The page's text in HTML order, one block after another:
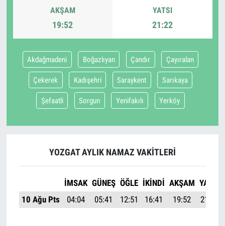
AKŞAM
19:52
YATSI
21:22
Akdağmadeni Boğazlıyan Çandır Çayıralan
Çekerek Kadışehri Saraykent Sarıkaya
Şefaatli Sorgun Yenifakılı Yerköy
YOZGAT AYLIK NAMAZ VAKITLERI
İMSAK GÜNEŞ ÖĞLE İKINDI AKŞAM YATSI
10 Ağu Pts
04:04 05:41 12:51 16:41 19:52 21:22